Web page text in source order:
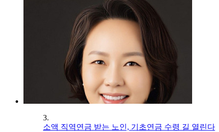
3.
소액 직역연금 받는 노인, 기초연금 수령 길 열린다